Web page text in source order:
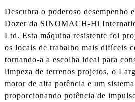
Descubra o poderoso desempenho
Dozer da SINOMACH-Hi
Ltd. Esta máquina resistente foi
os locais de trabalho mais difíceis
tornando-a a escolha ideal para
limpeza de terrenos projetos, o
motor de alta potência e um
proporcionando potência de